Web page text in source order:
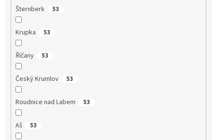
Šternberk 53
Krupka 53
Říčany 53
Český Krumlov 53
Roudnice nad Labem 53
Aš 53